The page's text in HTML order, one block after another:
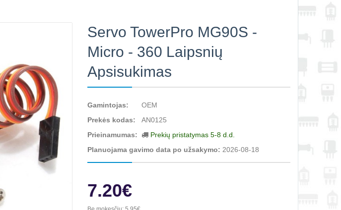
Servo TowerPro MG90S -
Micro - 360 Laipsnių
Apsisukimas
Gamintojas:
OEM
Prekės kodas:
AN0125
Prieinamumas:
Prekių pristatymas 5-8 d.d.
Planuojama gavimo data po užsakymo: 2026-08-18
7.20€